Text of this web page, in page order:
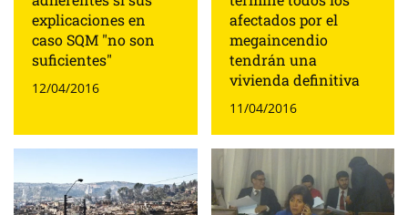
explicaciones en
caso SQM "no son
suficientes"
12/04/2016
afectados por el
megaincendio
tendrán una
vivienda definitiva
11/04/2016